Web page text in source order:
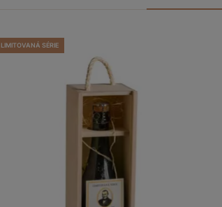
LIMITOVANÁ SÉRIE